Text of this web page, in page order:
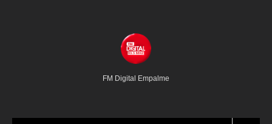
FM Digital Empalme